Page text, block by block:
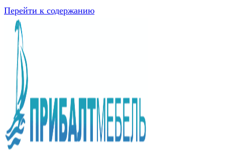
Перейти к содержанию